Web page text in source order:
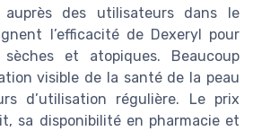
auprès des utilisateurs dans le
l’efficacité de Dexeryl pour
et atopiques. Beaucoup
visible de la santé de la peau
d’utilisation régulière. Le prix
sa disponibilité en pharmacie et